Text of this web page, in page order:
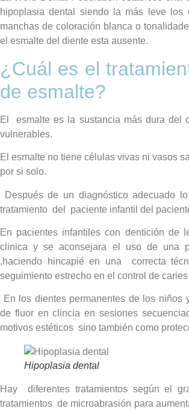
hipoplasia dental siendo la más leve
manchas de coloración blanca o
el esmalte del diente esta ausente.
¿Cuál es el
de esmalte?
El esmalte es la sustancia más dura del
vulnerables.
El esmalte no tiene células vivas ni vasos
por si solo.
Después de un diagnóstico adecuado
tratamiento del paciente infantil del
En pacientes infantiles con dentición de
clinica y se aconsejara el uso de una
,haciendo hincapié en una correcta
seguimiento estrecho en el control de
En los dientes permanentes de los niños
de fluor en clincia en sesiones
motivos estéticos sino también como
Hipoplasia dental
Hay diferentes tratamientos según el
tratamientos de microabrasión para